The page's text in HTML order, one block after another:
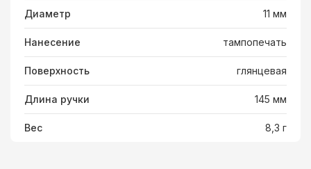
Диаметр 11 мм
Нанесение тампопечать
Поверхность глянцевая
Длина ручки 145 мм
Вес 8,3 г